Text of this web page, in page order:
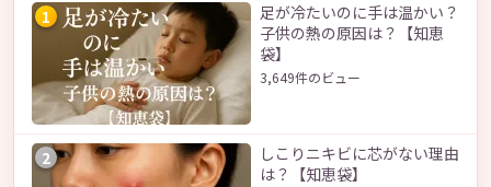
1
足が冷たいのに手は温かい？
子供の熱の原因は？【知恵
袋】
3,649件のビュー
2
しこりニキビに芯がない理由
は？【知恵袋】